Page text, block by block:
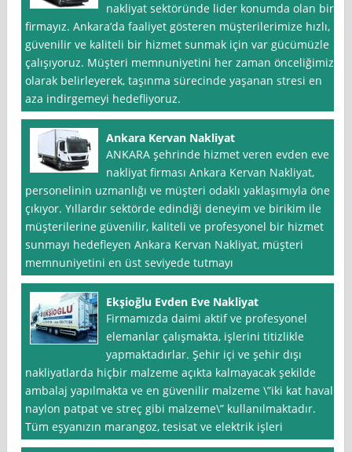
nakliyat sektöründe lider konumda olan bir
firmayız. Ankara’da faaliyet gösteren müşterilerimize hızlı,
güvenilir ve kaliteli bir hizmet sunmak için var gücümüzle
çalışıyoruz. Müşteri memnuniyetini her zaman önceliğimiz
olarak belirleyerek, taşınma sürecinde yaşanan stresi en
aza indirgemeyi hedefliyoruz.
Ankara Kervan Nakliyat
ANKARA şehrinde hizmet veren evden eve
nakliyat firması Ankara Kervan Nakliyat,
personelinin uzmanlığı ve müşteri odaklı yaklaşımıyla öne
çıkıyor. Yıllardır sektörde edindiği deneyim ve birikim ile
müşterilerine güvenilir, kaliteli ve profesyonel bir hizmet
sunmayı hedefleyen Ankara Kervan Nakliyat, müşteri
memnuniyetini en üst seviyede tutmayı
Ekşioğlu Evden Eve Nakliyat
Firmamızda daimi aktif ve profesyonel
elemanlar çalışmakta, işlerini titizlikle
yapmaktadırlar. Şehir içi ve şehir dışı
nakliyatlarda hiçbir malzeme açıkta kalmayacak şekilde
ambalaj yapılmakta ve en güvenilir malzeme \”iki kat havalı
naylon patpat ve streç gibi malzeme\” kullanılmaktadır.
Tüm eşyanızın marangoz, tesisat ve elektrik işleri